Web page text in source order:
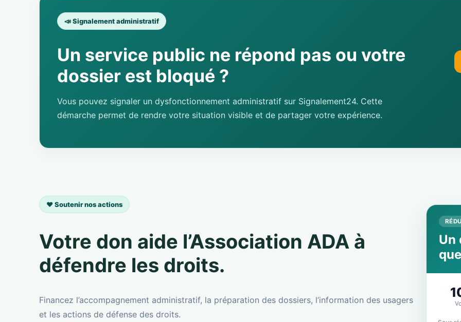
📣 Signalement administratif
Un service public ne répond pas ou votre
dossier est bloqué ?
Vous pouvez signaler un dysfonctionnement administratif sur Signalement24. Cette
démarche permet de rendre votre situation visible et de partager votre expérience.
❤️ Soutenir nos actions
Votre don aide l’Association ADA à
défendre les droits.
Financez l’accompagnement administratif, la préparation des dossiers, l’information des usagers
et les actions de défense des droits.
Un